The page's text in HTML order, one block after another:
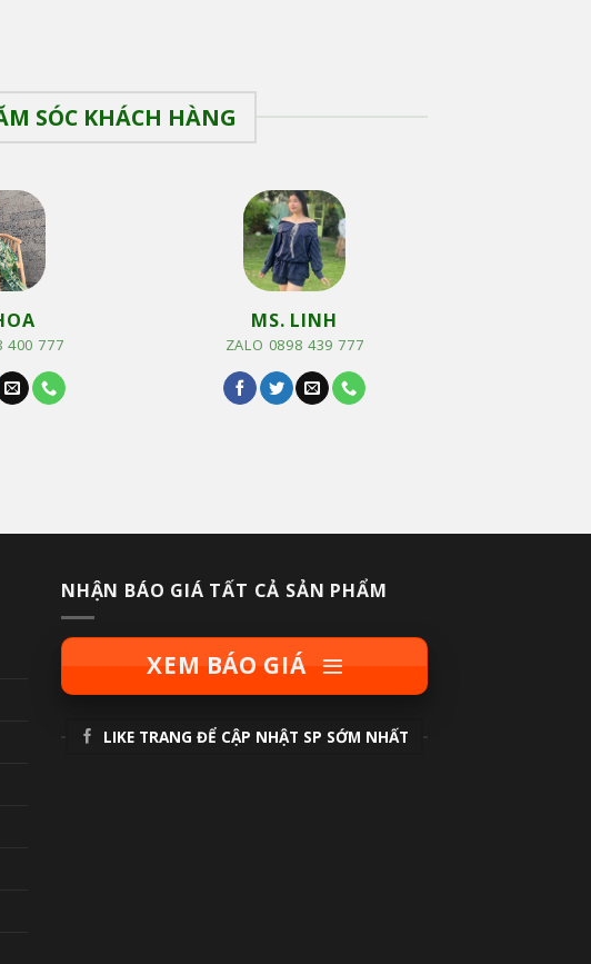
SÓC KHÁCH HÀNG
400 777
MS. LINH
ZALO 0898 439 777
NHẬN BÁO GIÁ TẤT CẢ SẢN PHẨM
XEM BÁO GIÁ
LIKE TRANG ĐỂ CẬP NHẬT SP SỚM NHẤT